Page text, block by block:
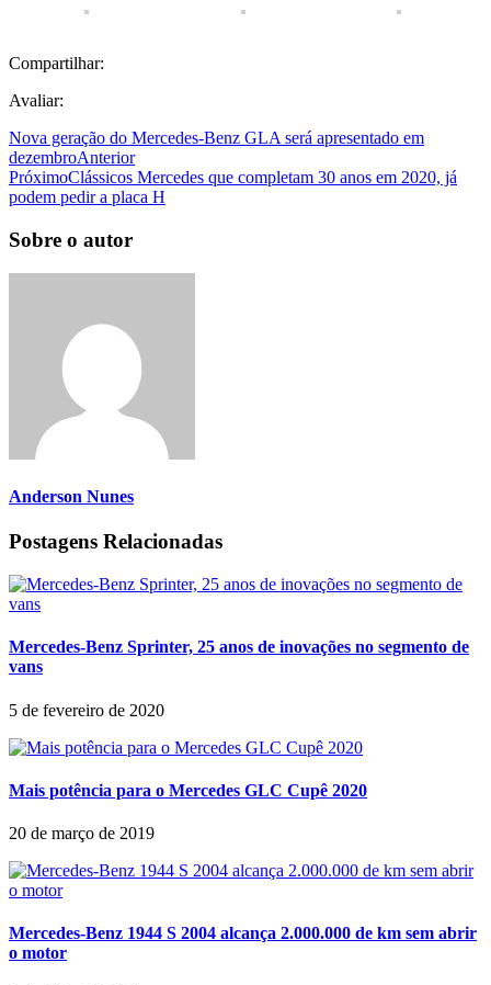
Compartilhar:
Avaliar:
Nova geração do Mercedes-Benz GLA será apresentado em
dezembroAnterior
PróximoClássicos Mercedes que completam 30 anos em 2020, já
podem pedir a placa H
Sobre o autor
Anderson Nunes
Postagens Relacionadas
Mercedes-Benz Sprinter, 25 anos de inovações no segmento de
vans
5 de fevereiro de 2020
Mais potência para o Mercedes GLC Cupê 2020
20 de março de 2019
Mercedes-Benz 1944 S 2004 alcança 2.000.000 de km sem abrir
o motor